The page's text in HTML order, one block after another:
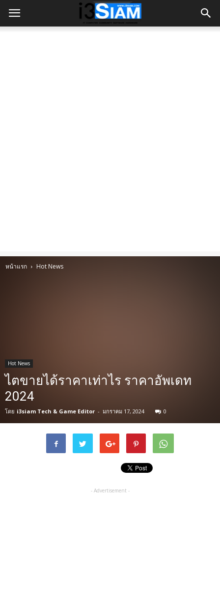
หน้าแรก Hot News
Hot News
ไตขายได้ราคาเท่าไร ราคาอัพเดท
2024
โดย i3siam Tech & Game Editor - มกราคม 17, 2024 0
- Advertisement -